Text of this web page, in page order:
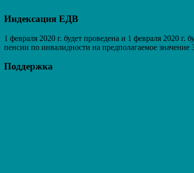
Индексация ЕДВ
1 февраля 2020 г. будет проведена и 1 февраля 2020
пенсии по инвалидности на предполагаемое значение
Поддержка